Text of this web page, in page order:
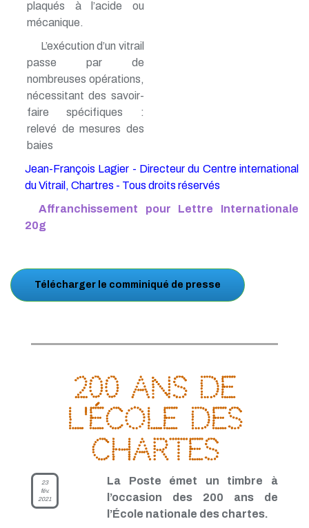
plaqués à l’acide ou
mécanique.
L’exécution d’un vitrail
passe par de
nombreuses opérations,
nécessitant des savoir-
faire spécifiques :
relevé de mesures des
baies
Jean-François Lagier - Directeur du Centre international
du Vitrail, Chartres - Tous droits réservés
Affranchissement pour Lettre Internationale
20g
Télécharger le comminiqué de presse
200 ans de
l'École des
Chartes
23
fév.
2021
La Poste émet un timbre à
l’occasion des 200 ans de
l’École nationale des chartes.